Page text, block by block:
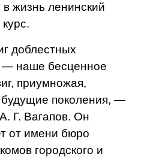
жизнь ленинский
доблестных
— наше бесценное
приумножая,
будущие поколения, —
Г. Вагапов. Он
от имени бюро
городского и